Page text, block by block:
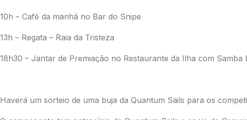
10h – Café da manhã no Bar do Snipe
13h – Regata – Raia da Tristeza
18h30 – Jantar de Premiação no Restaurante da Ilha com Samba
Haverá um sorteio de uma buja da Quantum Sails para os